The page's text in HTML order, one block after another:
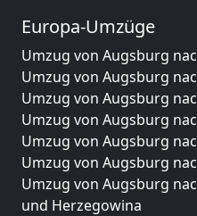
Europa-Umzüge
Umzug von Augsburg
Umzug von Augsburg
Umzug von Augsburg
Umzug von Augsburg
Umzug von Augsburg
Umzug von Augsburg
Umzug von Augsburg
und Herzegowina